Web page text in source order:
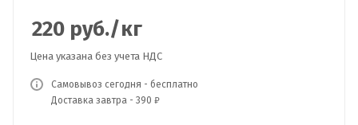
220 руб./кг
Цена указана без учета НДС
Самовывоз сегодня - бесплатно
Доставка завтра - 390 ₽